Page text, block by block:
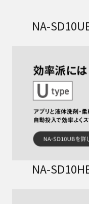
NA-
NA-